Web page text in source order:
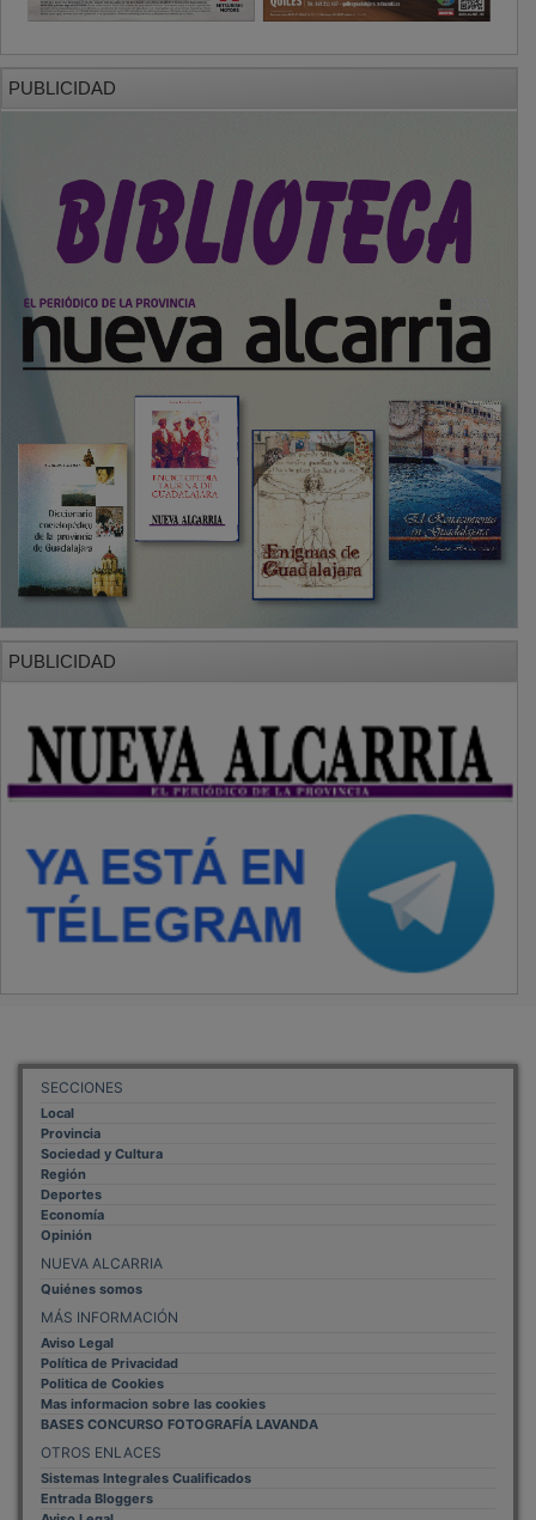
SECCIONES
Local
Provincia
Sociedad y Cultura
Región
Deportes
Economía
Opinión
NUEVA ALCARRIA
Quiénes somos
MÁS INFORMACIÓN
Aviso Legal
Política de Privacidad
Politica de Cookies
Mas informacion sobre las cookies
BASES CONCURSO FOTOGRAFÍA LAVANDA
Sistemas Integrales Cualificados
Entrada Bloggers
Aviso Legal